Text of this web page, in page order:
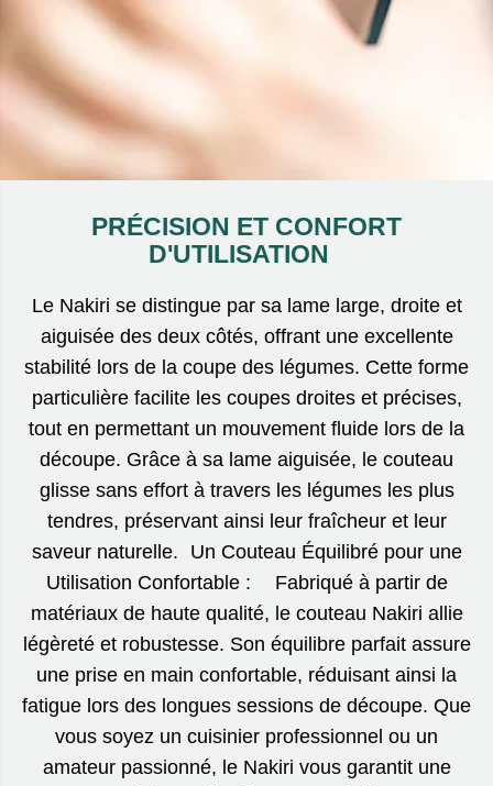
PRÉCISION ET CONFORT
D'UTILISATION
Le Nakiri se distingue par sa lame large, droite et
aiguisée des deux côtés, offrant une excellente
stabilité lors de la coupe des légumes. Cette forme
particulière facilite les coupes droites et précises,
tout en permettant un mouvement fluide lors de la
découpe. Grâce à sa lame aiguisée, le couteau
glisse sans effort à travers les légumes les plus
tendres, préservant ainsi leur fraîcheur et leur
saveur naturelle. Un Couteau Équilibré pour une
Utilisation Confortable : Fabriqué à partir de
matériaux de haute qualité, le couteau Nakiri allie
légèreté et robustesse. Son équilibre parfait assure
une prise en main confortable, réduisant ainsi la
fatigue lors des longues sessions de découpe. Que
vous soyez un cuisinier professionnel ou un
amateur passionné, le Nakiri vous garantit une